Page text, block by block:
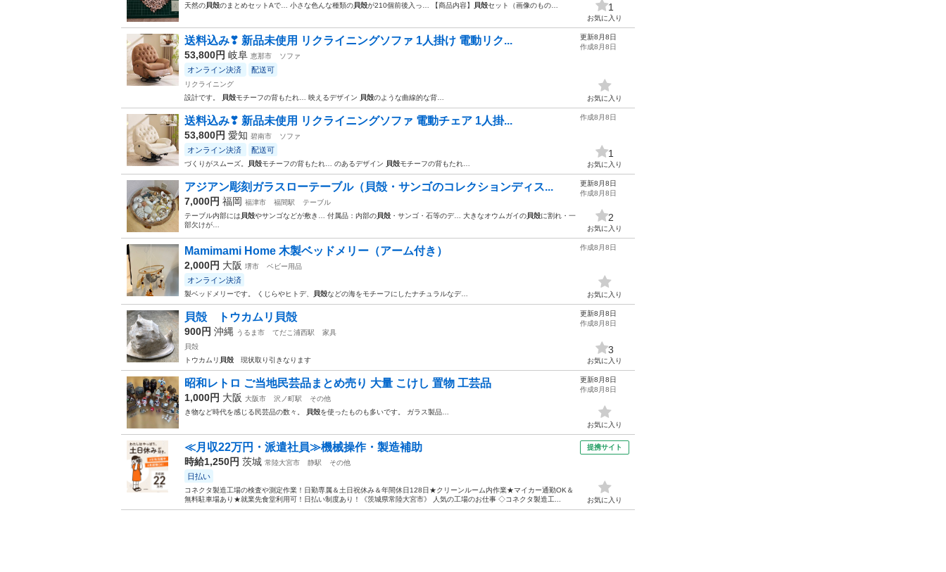
天然の 貝殻のまとめセットAで… 小さな色んな種類の 貝殻が210個前後入っ… 【商品内容】 貝殻セット（画像のもの… 1
お気に入り
送料込み❣ 新品未使用 リクライニングソファ 1人掛け 電動リク...
53,800円 岐阜 恵那市 ソファ
オンライン決済 配送可
リクライニング
設計です。
貝殻モチーフの背もたれ… 映えるデザイン 貝殻のような曲線的な背…
更新8月8日
作成8月8日
お気に入り
送料込み❣ 新品未使用 リクライニングソファ 電動チェア 1人掛...
53,800円 愛知 碧南市 ソファ
オンライン決済 配送可
づくりがスムーズ。 貝殻モチーフの背もたれ… のあるデザイン 貝殻モチーフの背もたれ…
作成8月8日
1
お気に入り
アジアン彫刻ガラスローテーブル（貝殻・サンゴのコレクションディス...
7,000円 福岡 福津市 福間駅
テーブル
テーブル内部には 貝殻やサンゴなどが敷き… 付属品：内部の 貝殻 ・サンゴ・石等のデ… 大きなオウムガイの 貝殻に割れ・一
部欠けが…
更新8月8日
作成8月8日
2
お気に入り
Mamimami Home 木製ベッドメリー（アーム付き）
2,000円 大阪 堺市 ベビー用品
オンライン決済
製ベッドメリーです。 くじらやヒトデ、 貝殻などの海をモチーフにしたナチュラルなデ…
作成8月8日
お気に入り
貝殻 トウカムリ貝殻
900円 沖縄 うるま市 てだこ浦西駅
家具
貝殻
トウカムリ 貝殻 現状取り引きなります
更新8月8日
作成8月8日
3
お気に入り
昭和レトロ ご当地民芸品まとめ売り 大量 こけし 置物 工芸品
1,000円 大阪 大阪市 沢ノ町駅
その他
き物など時代を感じる民芸品の数々。
貝殻を使ったものも多いです。 ガラス製品…
更新8月8日
作成8月8日
お気に入り
≪月収22万円・派遣社員≫機械操作・製造補助
時給1,250円 茨城 常陸大宮市 静駅 その他
日払い
コネクタ製造工場の検査や測定作業！日勤専属＆土日祝休み＆年間休日128日★クリーンルーム内作業★マイカー通勤OK＆
無料駐車場あり★就業先食堂利用可！日払い制度あり！《茨城県常陸大宮市》 人気の工場のお仕事 ◇コネクタ製造工...
提携サイト
お気に入り